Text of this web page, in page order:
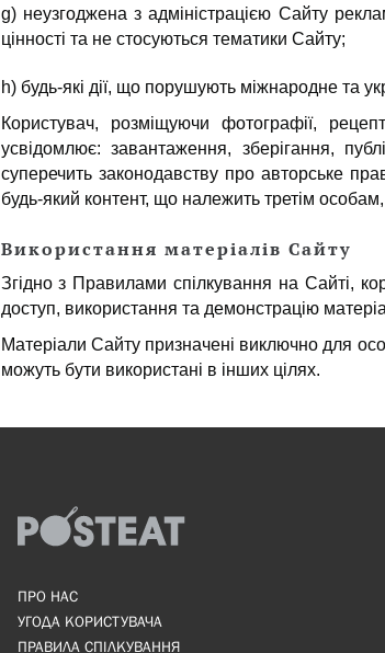
g) неузгоджена з адміністрацією Сайту
цінності та не стосуються тематики Сайту;
h) будь-які дії, що порушують міжнародне та
Користувач, розміщуючи фотографії,
усвідомлює: завантаження, зберігання,
суперечить законодавству про авторське
будь-який контент, що належить третім
Використання матеріалів Сайту
Згідно з Правилами спілкування на Сайті,
доступ, використання та демонстрацію
Матеріали Сайту призначені виключно для
можуть бути використані в інших цілях.
ПРО НАС
УГОДА КОРИСТУВАЧА
ПРАВИЛА СПІЛКУВАННЯ